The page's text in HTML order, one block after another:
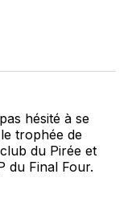
hésité à se
trophée de
du Pirée et
du Final Four.